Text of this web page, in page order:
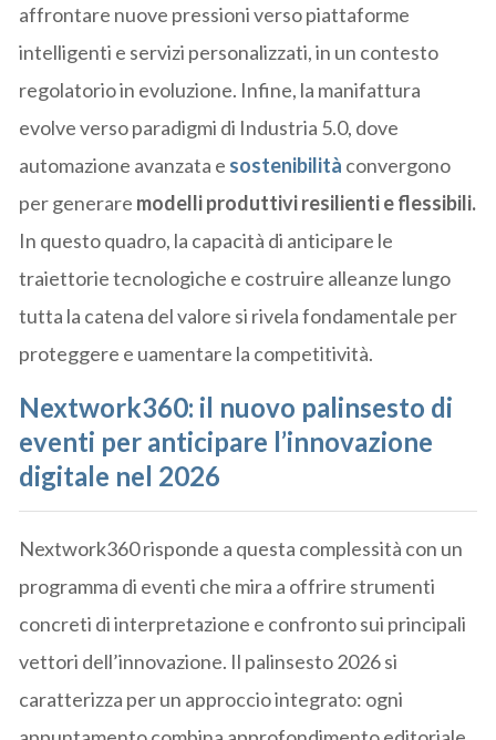
affrontare nuove pressioni verso piattaforme
intelligenti e servizi personalizzati, in un contesto
regolatorio in evoluzione. Infine, la manifattura
evolve verso paradigmi di Industria 5.0, dove
automazione avanzata e sostenibilità convergono
per generare modelli produttivi resilienti e flessibili.
In questo quadro, la capacità di anticipare le
traiettorie tecnologiche e costruire alleanze lungo
tutta la catena del valore si rivela fondamentale per
proteggere e uamentare la competitività.
Nextwork360: il nuovo palinsesto di
eventi per anticipare l’innovazione
digitale nel 2026
Nextwork360 risponde a questa complessità con un
programma di eventi che mira a offrire strumenti
concreti di interpretazione e confronto sui principali
vettori dell’innovazione. Il palinsesto 2026 si
caratterizza per un approccio integrato: ogni